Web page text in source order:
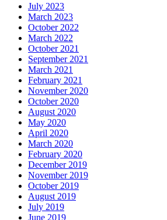
July 2023
March 2023
October 2022
March 2022
October 2021
September 2021
March 2021
February 2021
November 2020
October 2020
August 2020
May 2020
April 2020
March 2020
February 2020
December 2019
November 2019
October 2019
August 2019
July 2019
June 2019